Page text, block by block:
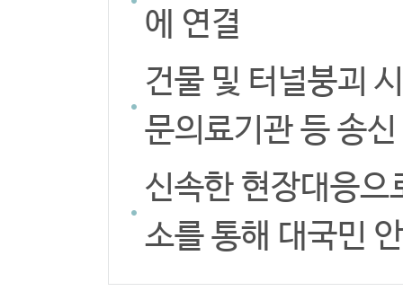
에 연결
건물 및 터널붕괴
문의료기관 등 송신
신속한 현장대응으
소를 통해 대국민